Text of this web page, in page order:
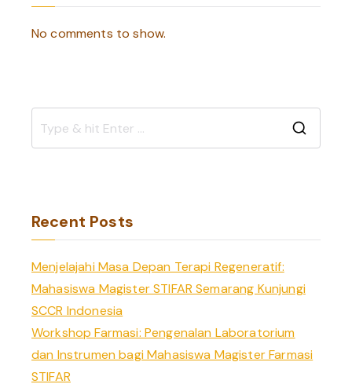
No comments to show.
Recent Posts
Menjelajahi Masa Depan Terapi Regeneratif:
Mahasiswa Magister STIFAR Semarang Kunjungi
SCCR Indonesia
Workshop Farmasi: Pengenalan Laboratorium
dan Instrumen bagi Mahasiswa Magister Farmasi
STIFAR